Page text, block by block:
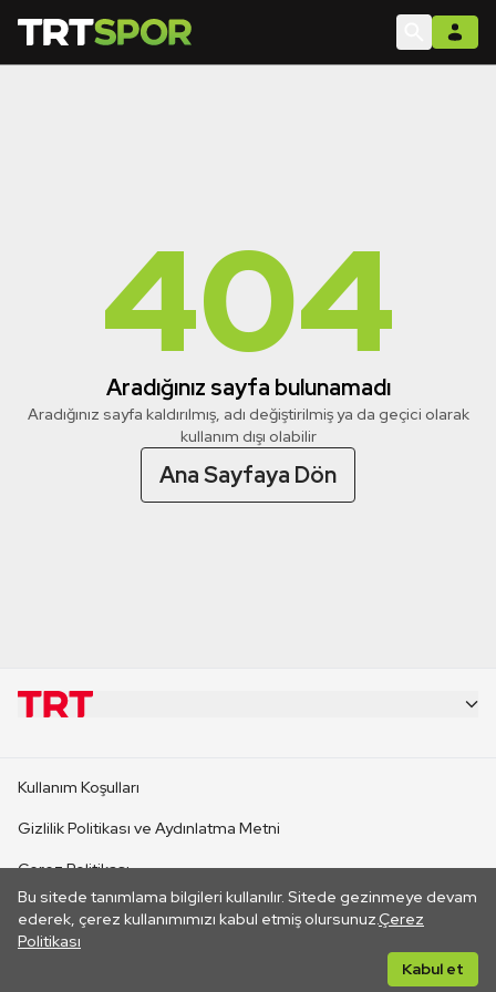
404
Aradığınız sayfa bulunamadı
Aradığınız sayfa kaldırılmış, adı değiştirilmiş ya da geçici olarak
kullanım dışı olabilir
Ana Sayfaya Dön
Bu sitede tanımlama bilgileri kullanılır. Sitede gezinmeye devam
ederek, çerez kullanımımızı kabul etmiş olursunuz.Çerez
Politikası
Kabul et
CANLI YAYINLAR
Kullanım Koşulları
Gizlilik Politikası ve Aydınlatma Metni
Çerez Politikası
İletişim
Her hakkı saklıdır. ©2026 TRT. Bağlantı yoluyla gidilen dış